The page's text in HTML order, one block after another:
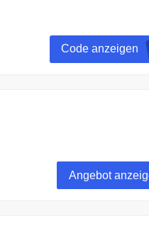
Code anzeigen
Angebot